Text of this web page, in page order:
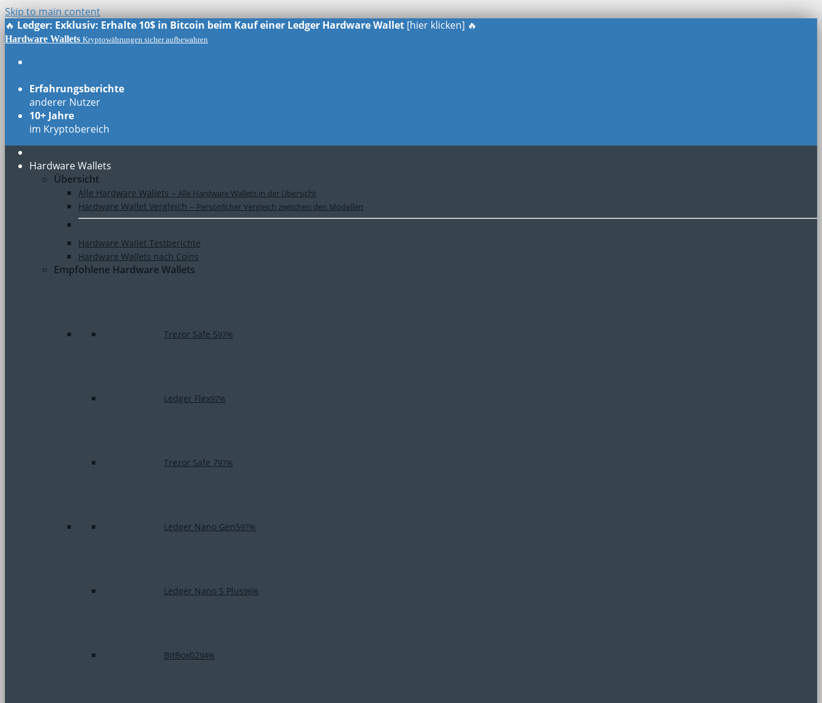
Skip to main content
🔥 Ledger: Exklusiv: Erhalte 10$ in Bitcoin beim Kauf einer Ledger Hardware Wallet [hier klicken] 🔥
Hardware Wallets Kryptowährungen sicher aufbewahren
Erfahrungsberichte
anderer Nutzer
10+ Jahre
im Kryptobereich
Hardware Wallets
Übersicht
Alle Hardware Wallets – Alle Hardware Wallets in der Übersicht
Hardware Wallet Vergleich – Persönlicher Vergleich zwischen den Modellen
Hardware Wallet Testberichte
Hardware Wallets nach Coins
Empfohlene Hardware Wallets
Trezor Safe 597%
Ledger Flex97%
Trezor Safe 797%
Ledger Nano Gen597%
Ledger Nano S Plus96%
BitBox0294%